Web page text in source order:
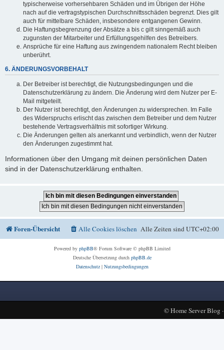
typischerweise vorhersehbaren Schäden und im Übrigen der Höhe
nach auf die vertragstypischen Durchschnittsschäden begrenzt. Dies gilt
auch für mittelbare Schäden, insbesondere entgangenen Gewinn.
Die Haftungsbegrenzung der Absätze a bis c gilt sinngemäß auch
zugunsten der Mitarbeiter und Erfüllungsgehilfen des Betreibers.
Ansprüche für eine Haftung aus zwingendem nationalem Recht bleiben
unberührt.
6. ÄNDERUNGSVORBEHALT
Der Betreiber ist berechtigt, die Nutzungsbedingungen und die
Datenschutzerklärung zu ändern. Die Änderung wird dem Nutzer per E-
Mail mitgeteilt.
Der Nutzer ist berechtigt, den Änderungen zu widersprechen. Im Falle
des Widerspruchs erlischt das zwischen dem Betreiber und dem Nutzer
bestehende Vertragsverhältnis mit sofortiger Wirkung.
Die Änderungen gelten als anerkannt und verbindlich, wenn der Nutzer
den Änderungen zugestimmt hat.
Informationen über den Umgang mit deinen persönlichen Daten
sind in der Datenschutzerklärung enthalten.
Foren-Übersicht Alle Zeiten sindUTC+02:00
Alle Cookies löschen
Powered by phpBB® Forum Software © phpBB Limited
Deutsche Übersetzung durch phpBB.de
Datenschutz| Nutzungsbedingungen
©Home Server Blog